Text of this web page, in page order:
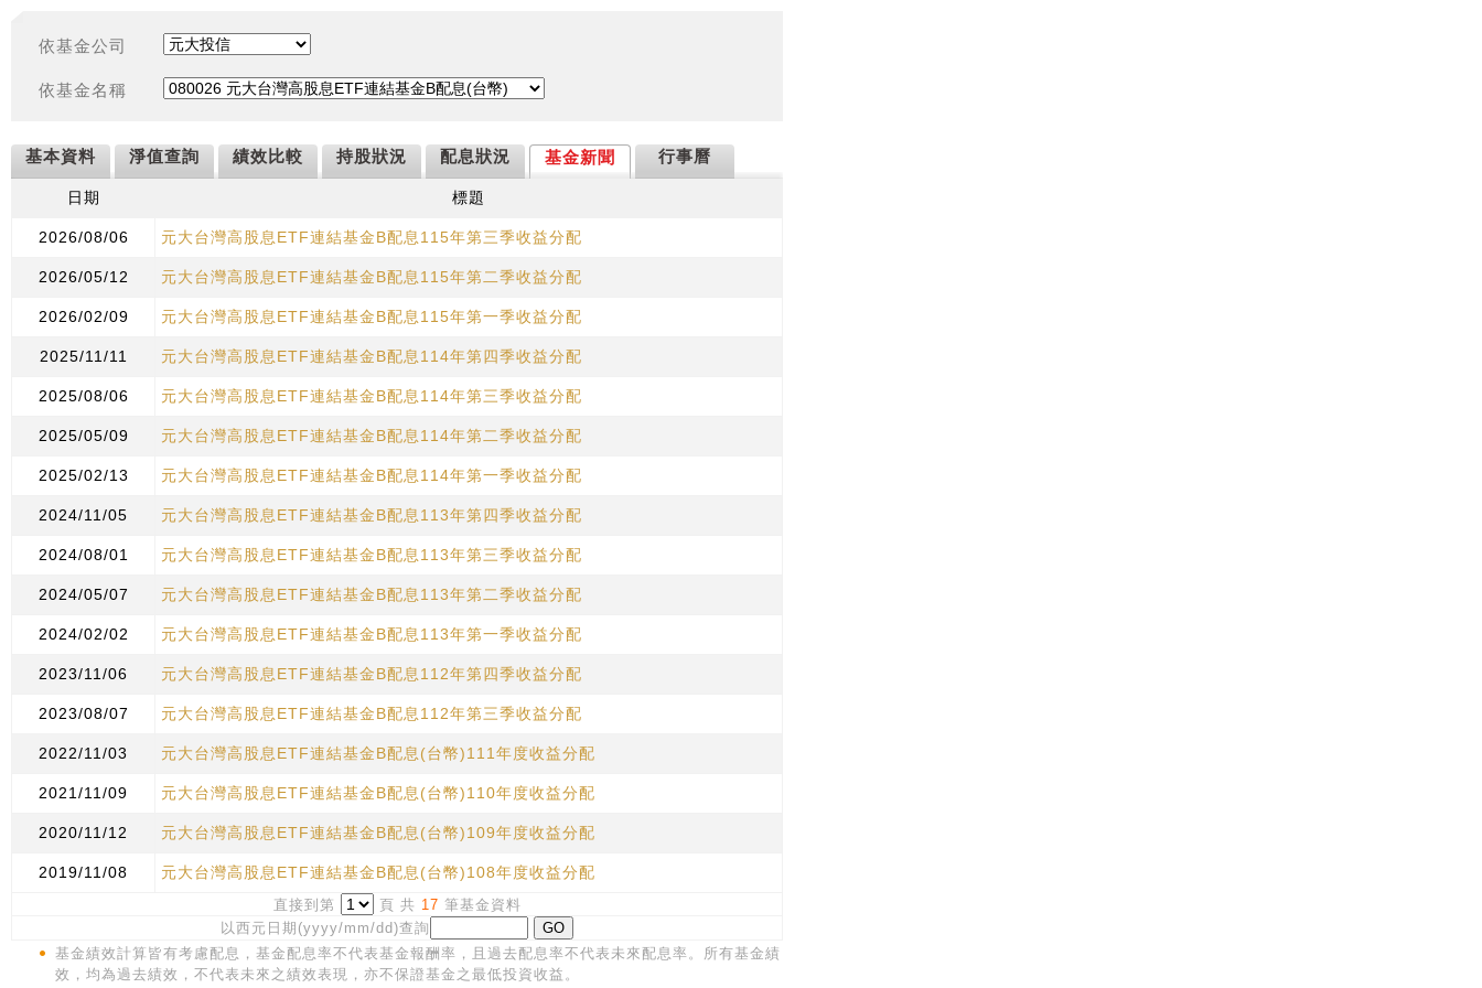
依基金公司
依基金名稱
基本資料 淨值查詢 績效比較 持股狀況 配息狀況 基金新聞 行事曆
日期 標題
2026/08/06 元大台灣高股息ETF連結基金B配息115年第三季收益分配
2026/05/12 元大台灣高股息ETF連結基金B配息115年第二季收益分配
2026/02/09 元大台灣高股息ETF連結基金B配息115年第一季收益分配
2025/11/11 元大台灣高股息ETF連結基金B配息114年第四季收益分配
2025/08/06 元大台灣高股息ETF連結基金B配息114年第三季收益分配
2025/05/09 元大台灣高股息ETF連結基金B配息114年第二季收益分配
2025/02/13 元大台灣高股息ETF連結基金B配息114年第一季收益分配
2024/11/05 元大台灣高股息ETF連結基金B配息113年第四季收益分配
2024/08/01 元大台灣高股息ETF連結基金B配息113年第三季收益分配
2024/05/07 元大台灣高股息ETF連結基金B配息113年第二季收益分配
2024/02/02 元大台灣高股息ETF連結基金B配息113年第一季收益分配
2023/11/06 元大台灣高股息ETF連結基金B配息112年第四季收益分配
2023/08/07 元大台灣高股息ETF連結基金B配息112年第三季收益分配
2022/11/03 元大台灣高股息ETF連結基金B配息(台幣)111年度收益分配
2021/11/09 元大台灣高股息ETF連結基金B配息(台幣)110年度收益分配
2020/11/12 元大台灣高股息ETF連結基金B配息(台幣)109年度收益分配
2019/11/08 元大台灣高股息ETF連結基金B配息(台幣)108年度收益分配
直接到第 頁 共 17 筆基金資料
以西元日期(yyyy/mm/dd)查詢
基金績效計算皆有考慮配息，基金配息率不代表基金報酬率，且過去配息率不代表未來配息率。所有基金績
效，均為過去績效，不代表未來之績效表現，亦不保證基金之最低投資收益。